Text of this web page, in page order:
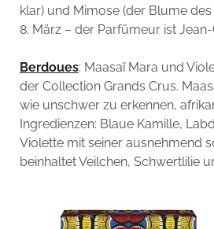
klar) und Mimose (der Blume
8. März – der Parfümeur ist
Berdoues: Maasaï Mara und
der Collection Grands Crus.
wie unschwer zu erkennen,
Ingredienzen: Blaue Kamille,
Violette mit seiner ausnehmend
beinhaltet Veilchen, Schwertlilie